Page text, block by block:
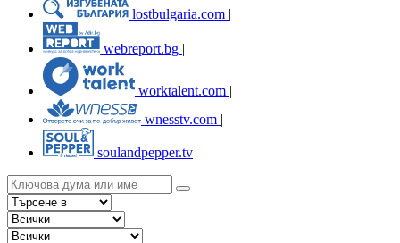
lostbulgaria.com |
webreport.bg
worktalent.com |
wnesstv.com |
soulandpepper.tv